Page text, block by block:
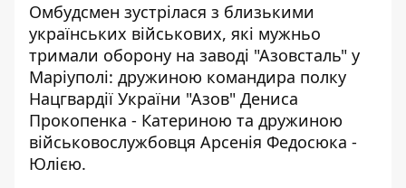
Омбудсмен зустрілася з близькими
українських військових, які мужньо
тримали оборону на заводі "Азовсталь" у
Маріуполі: дружиною командира полку
Нацгвардії України "Азов" Дениса
Прокопенка - Катериною та дружиною
військовослужбовця Арсенія Федосюка -
Юлією.